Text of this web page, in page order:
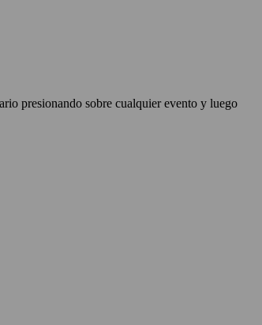
presionando sobre cualquier evento y luego